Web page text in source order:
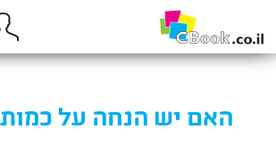
האם יש הנחה על